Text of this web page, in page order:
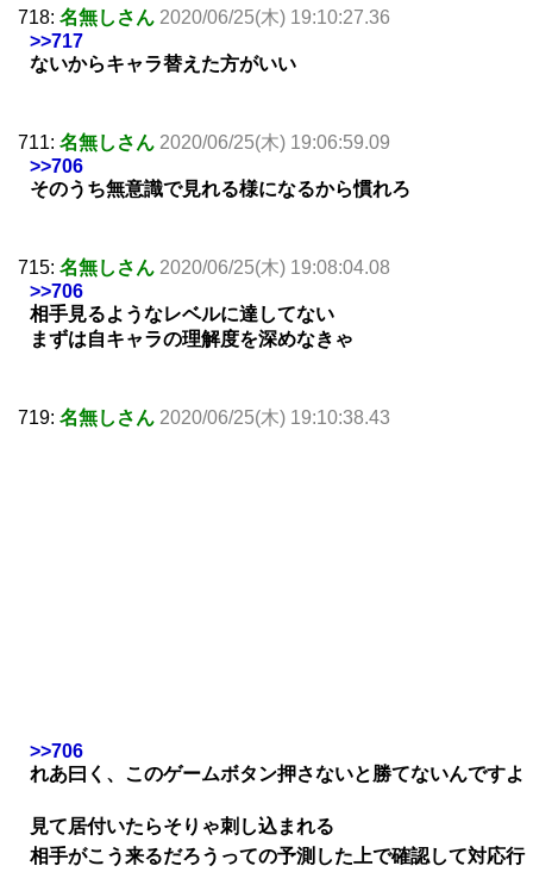
718: 名無しさん 2020/06/25(木) 19:10:27.36
>>717
ないからキャラ替えた方がいい
711: 名無しさん 2020/06/25(木) 19:06:59.09
>>706
そのうち無意識で見れる様になるから慣れろ
715: 名無しさん 2020/06/25(木) 19:08:04.08
>>706
相手見るようなレベルに達してない
まずは自キャラの理解度を深めなきゃ
719: 名無しさん 2020/06/25(木) 19:10:38.43
>>706
れあ曰く、このゲームボタン押さないと勝てないんですよ
見て居付いたらそりゃ刺し込まれる
相手がこう来るだろうっての予測した上で確認して対応行